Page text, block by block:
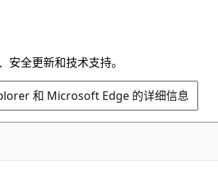
全更新和技术支持。
和 Microsoft Edge 的详细信息